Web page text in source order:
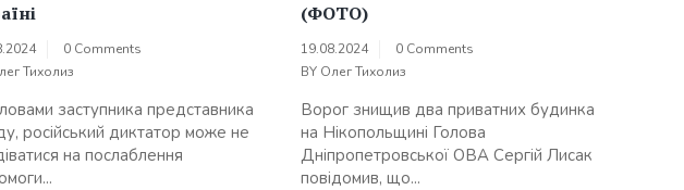
0 Comments
Тихолиз
заступника представника
російський диктатор може не
на послаблення
(ФОТО)
19.08.2024
0 Comments
BY Олег Тихолиз
Ворог знищив два приватних будинка
на Нікопольщині Голова
Дніпропетровської ОВА Сергій Лисак
повідомив, що...